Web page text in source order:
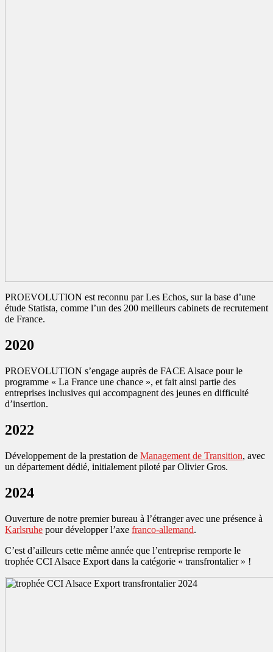
PROEVOLUTION est reconnu par Les Echos, sur la base d’une
étude Statista, comme l’un des 200 meilleurs cabinets de recrutement
de France.
2020
PROEVOLUTION s’engage auprès de FACE Alsace pour le
programme « La France une chance », et fait ainsi partie des
entreprises inclusives qui accompagnent des jeunes en difficulté
d’insertion.
2022
Développement de la prestation de Management de Transition, avec
un département dédié, initialement piloté par Olivier Gros.
2024
Ouverture de notre premier bureau à l’étranger avec une présence à
Karlsruhe pour développer l’axe franco-allemand.
C’est d’ailleurs cette même année que l’entreprise remporte le
trophée CCI Alsace Export dans la catégorie « transfrontalier » !